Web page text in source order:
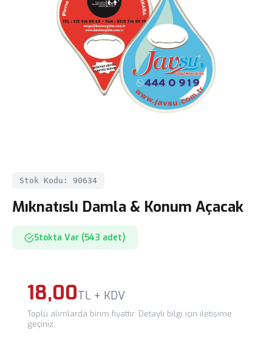
Stok Kodu: 90634
Mıknatıslı Damla & Konum Açacak
Stokta Var (543 adet)
18,00TL + KDV
Toplu alımlarda birim fiyattır. Detaylı bilgi için iletişime
geçiniz.